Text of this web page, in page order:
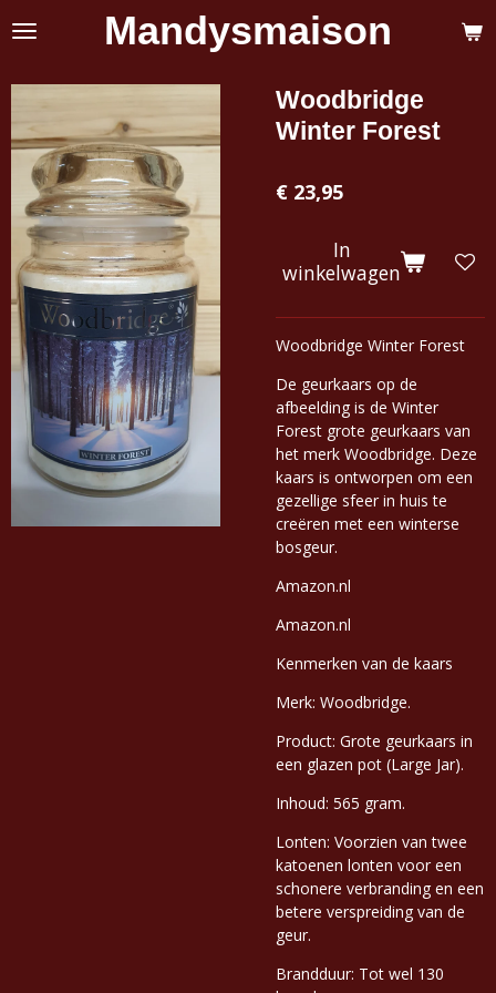
Ga
direct
Mandysmaison
Woodbridge
Winter Forest
€ 23,95
In
winkelwagen
Woodbridge Winter Forest
De geurkaars op de
afbeelding is de Winter
Forest grote geurkaars van
het merk Woodbridge. Deze
kaars is ontworpen om een
gezellige sfeer in huis te
creëren met een winterse
bosgeur.
Amazon.nl
Amazon.nl
Kenmerken van de kaars
Merk: Woodbridge.
Product: Grote geurkaars in
een glazen pot (Large Jar).
Inhoud: 565 gram.
Lonten: Voorzien van twee
katoenen lonten voor een
schonere verbranding en een
betere verspreiding van de
geur.
Brandduur: Tot wel 130